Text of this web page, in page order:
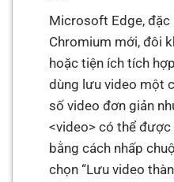
Microsoft Edge, đặc
Chromium mới, đôi
hoặc tiện ích tích
dùng lưu video một
số video đơn giản
<video> có thể
bằng cách nhấp
chọn “Lưu video